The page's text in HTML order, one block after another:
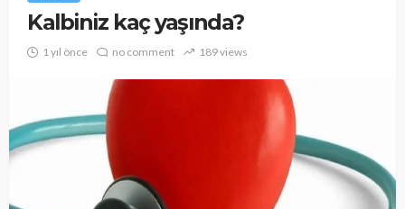
Kalbiniz kaç yaşında?
1 yıl önce no comment 189 views